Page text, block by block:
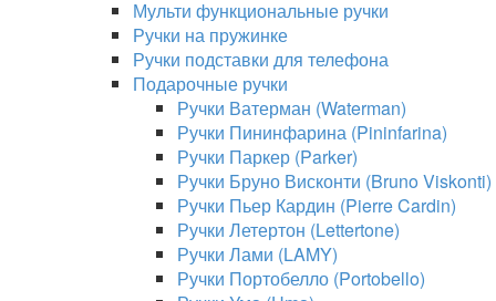
Мульти функциональные ручки
Ручки на пружинке
Ручки подставки для телефона
Подарочные ручки
Ручки Ватерман (Waterman)
Ручки Пининфарина (Pininfarina)
Ручки Паркер (Parker)
Ручки Бруно Висконти (Bruno Viskonti)
Ручки Пьер Кардин (Pierre Cardin)
Ручки Летертон (Lettertone)
Ручки Лами (LAMY)
Ручки Портобелло (Portobello)